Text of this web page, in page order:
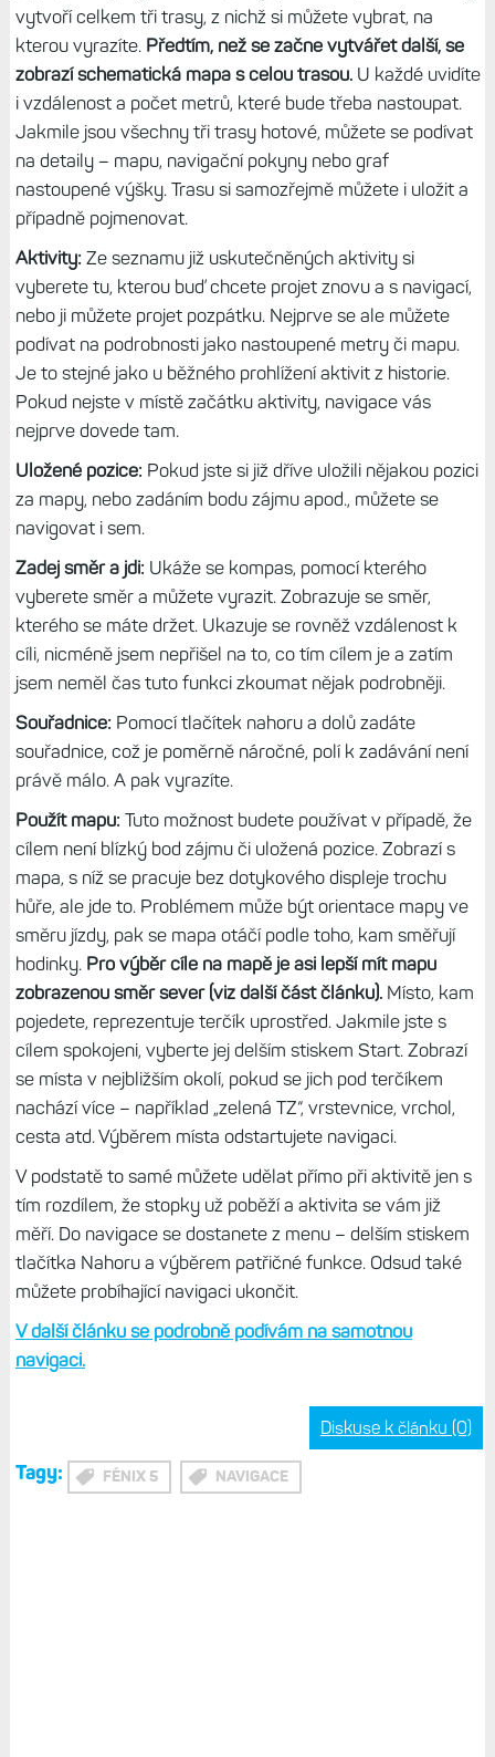
vytvoří celkem tři trasy, z nichž si můžete vybrat, na
kterou vyrazíte. Předtím, než se začne vytvářet další, se
zobrazí schematická mapa s celou trasou.U každé uvidíte
i vzdálenost a počet metrů, které bude třeba nastoupat.
Jakmile jsou všechny tři trasy hotové, můžete se podívat
na detaily – mapu, navigační pokyny nebo graf
nastoupené výšky. Trasu si samozřejmě můžete i uložit a
případně pojmenovat.
Aktivity: Ze seznamu již uskutečněných aktivity si
vyberete tu, kterou buď chcete projet znovu a s navigací,
nebo ji můžete projet pozpátku. Nejprve se ale můžete
podívat na podrobnosti jako nastoupené metry či mapu.
Je to stejné jako u běžného prohlížení aktivit z historie.
Pokud nejste v místě začátku aktivity, navigace vás
nejprve dovede tam.
Uložené pozice: Pokud jste si již dříve uložili nějakou pozici
za mapy, nebo zadáním bodu zájmu apod., můžete se
navigovat i sem.
Zadej směr a jdi: Ukáže se kompas, pomocí kterého
vyberete směr a můžete vyrazit. Zobrazuje se směr,
kterého se máte držet. Ukazuje se rovněž vzdálenost k
cíli, nicméně jsem nepřišel na to, co tím cílem je a zatím
jsem neměl čas tuto funkci zkoumat nějak podrobněji.
Souřadnice: Pomocí tlačítek nahoru a dolů zadáte
souřadnice, což je poměrně náročné, polí k zadávání není
právě málo. A pak vyrazíte.
Použít mapu: Tuto možnost budete používat v případě, že
cílem není blízký bod zájmu či uložená pozice. Zobrazí s
mapa, s níž se pracuje bez dotykového displeje trochu
hůře, ale jde to. Problémem může být orientace mapy ve
směru jízdy, pak se mapa otáčí podle toho, kam směřují
hodinky. Pro výběr cíle na mapě je asi lepší mít mapu
zobrazenou směr sever (viz další část článku).Místo, kam
pojedete, reprezentuje terčík uprostřed. Jakmile jste s
cílem spokojeni, vyberte jej delším stiskem Start. Zobrazí
se místa v nejbližším okolí, pokud se jich pod terčíkem
nachází více – například „zelená TZ“, vrstevnice, vrchol,
cesta atd. Výběrem místa odstartujete navigaci.
V podstatě to samé můžete udělat přímo při aktivitě jen s
tím rozdílem, že stopky už poběží a aktivita se vám již
měří. Do navigace se dostanete z menu – delším stiskem
tlačítka Nahoru a výběrem patřičné funkce. Odsud také
můžete probíhající navigaci ukončit.
V další článku se podrobně podívám na samotnou
navigaci.
Diskuse k článku (0)
Tagy: FÉNIX 5 NAVIGACE